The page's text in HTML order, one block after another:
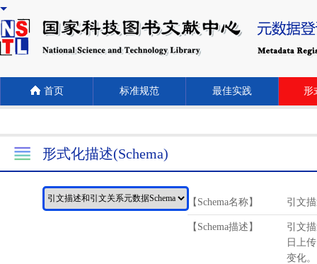
首页 标准规范 最佳实践 形
形式化描述(Schema)
【Schema名称】 引文
【Schema描述】
引文
日上
变化。